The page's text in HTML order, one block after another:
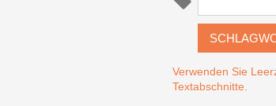
Verwenden Sie
Textabschnitte.